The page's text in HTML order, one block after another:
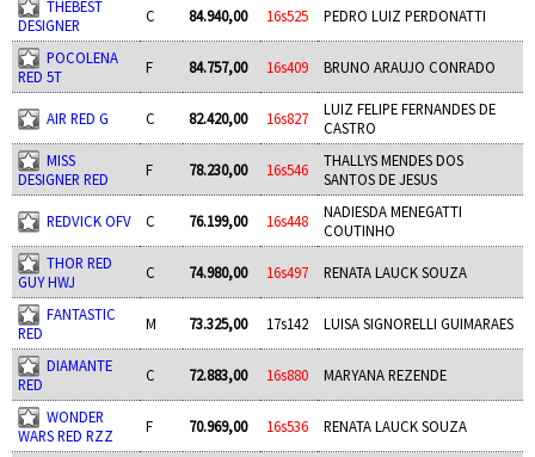
THEBEST
DESIGNER
C 84.940,00 16s525 PEDRO LUIZ PERDONATTI
POCOLENA
RED 5T
F 84.757,00 16s409 BRUNO ARAUJO CONRADO
AIR RED G C 82.420,00 16s827
LUIZ FELIPE FERNANDES DE
CASTRO
MISS
DESIGNER RED
F 78.230,00 16s546
THALLYS MENDES DOS
SANTOS DE JESUS
REDVICK OFV C 76.199,00 16s448
NADIESDA MENEGATTI
COUTINHO
THOR RED
GUY HWJ
C 74.980,00 16s497 RENATA LAUCK SOUZA
FANTASTIC
RED
M 73.325,00 17s142 LUISA SIGNORELLI GUIMARAES
DIAMANTE
RED
C 72.883,00 16s880 MARYANA REZENDE
WONDER
WARS RED RZZ
F 70.969,00 16s536 RENATA LAUCK SOUZA